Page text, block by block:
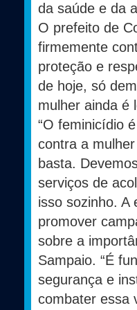
da saúde e da
O prefeito de
firmemente
proteção e
de hoje, só
mulher ainda é
“O feminicídio
contra a
basta.
serviços de
isso sozinho. A
promover
sobre a
Sampaio. “É
segurança e
combater essa